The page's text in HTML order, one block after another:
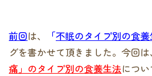
前回は、 「不眠のタイプ別の食養
グを書かせて頂きました。今回は、
痛」のタイプ別の食養生法につ